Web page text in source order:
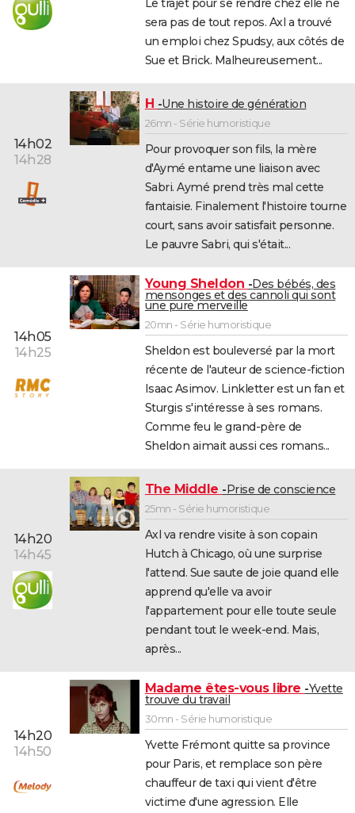
Le trajet pour se rendre chez elle ne
sera pas de tout repos. Axl a trouvé
un emploi chez Spudsy, aux côtés de
Sue et Brick. Malheureusement...
14h02
14h28
H Une histoire de génération
26mn - Série humoristique
Pour provoquer son fils, la mère
d'Aymé entame une liaison avec
Sabri. Aymé prend très mal cette
fantaisie. Finalement l'histoire tourne
court, sans avoir satisfait personne.
Le pauvre Sabri, qui s'était...
14h05
14h25
Young Sheldon Des bébés, des
mensonges et des cannoli qui sont
une pure merveille
20mn - Série humoristique
Sheldon est bouleversé par la mort
récente de l'auteur de science-fiction
Isaac Asimov. Linkletter est un fan et
Sturgis s'intéresse à ses romans.
Comme feu le grand-père de
Sheldon aimait aussi ces romans...
14h20
14h45
The Middle Prise de conscience
25mn - Série humoristique
Axl va rendre visite à son copain
Hutch à Chicago, où une surprise
l'attend. Sue saute de joie quand elle
apprend qu'elle va avoir
l'appartement pour elle toute seule
pendant tout le week-end. Mais,
après...
14h20
14h50
Madame êtes-vous libre Yvette
trouve du travail
30mn - Série humoristique
Yvette Frémont quitte sa province
pour Paris, et remplace son père
chauffeur de taxi qui vient d'être
victime d'une agression. Elle